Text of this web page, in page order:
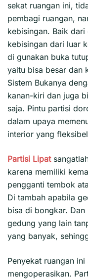
sekat ruangan ini,
pembagi ruangan,
kebisingan. Baik
kebisingan dari luar
di gunakan buka
yaitu bisa besar dan
Sistem Bukanya
kanan-kiri dan juga
saja. Pintu partisi
dalam upaya
interior yang
Partisi Lipat
karena memiliki
pengganti tembok
Di tambah apabila
bisa di bongkar.
gedung yang lain
yang banyak,
Penyekat ruangan
mengoperasikan.